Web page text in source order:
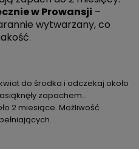
w Prowansji –
wytwarzany, co
.
do środka i odczekaj około
zapachem..
2 miesiące. Możliwość